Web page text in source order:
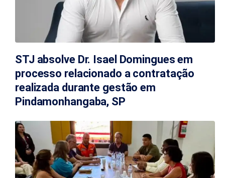
STJ absolve Dr. Isael Domingues em
processo relacionado a contratação
realizada durante gestão em
Pindamonhangaba, SP